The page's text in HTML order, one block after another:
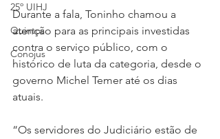
25º UIHJ
Quintos
Conojus
Durante a fala, Toninho chamou a
atenção para as principais investidas
contra o serviço público, com o
histórico de luta da categoria, desde o
governo Michel Temer até os dias
atuais.
“Os servidores do Judiciário estão de